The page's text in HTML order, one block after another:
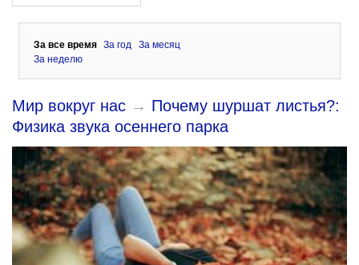
За все время За год
За месяц
За неделю
Мир вокруг нас → Почему шуршат листья?:
Физика звука осеннего парка